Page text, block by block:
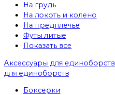
На грудь
На локоть и колено
На предплечье
Футы литые
Показать все
Аксессуары для единоборств
для единоборств
Боксерки